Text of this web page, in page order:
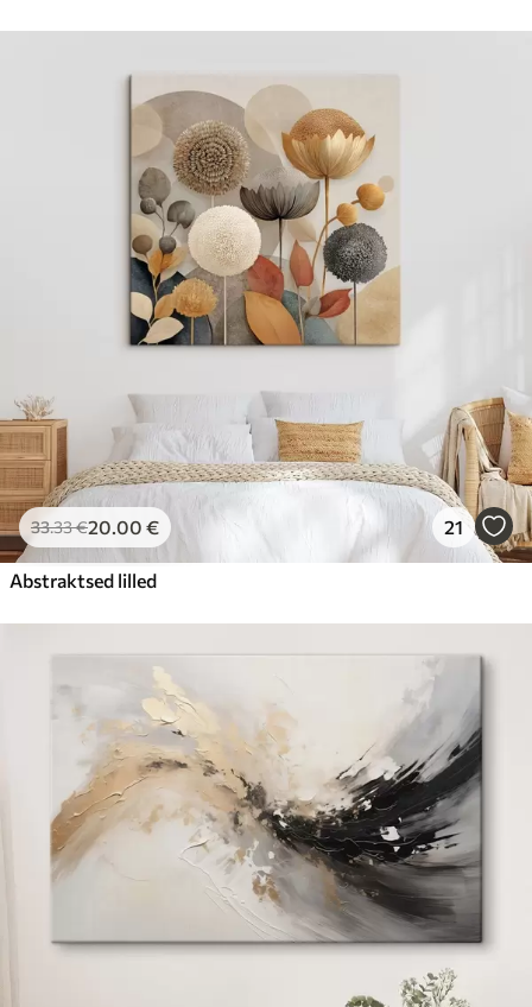
33.33€20.00 € 21
Abstraktsed lilled